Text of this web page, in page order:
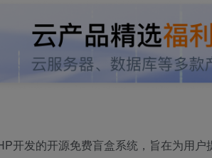
开发的开源免费盲盒系统，旨在为用